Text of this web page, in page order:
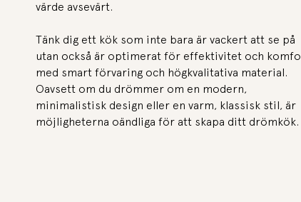
värde avsevärt.
Tänk dig ett kök som inte bara är vackert att se på
utan också är optimerat för effektivitet och
med smart förvaring och högkvalitativa material.
Oavsett om du drömmer om en modern,
minimalistisk design eller en varm, klassisk stil, är
möjligheterna oändliga för att skapa ditt drömkök.